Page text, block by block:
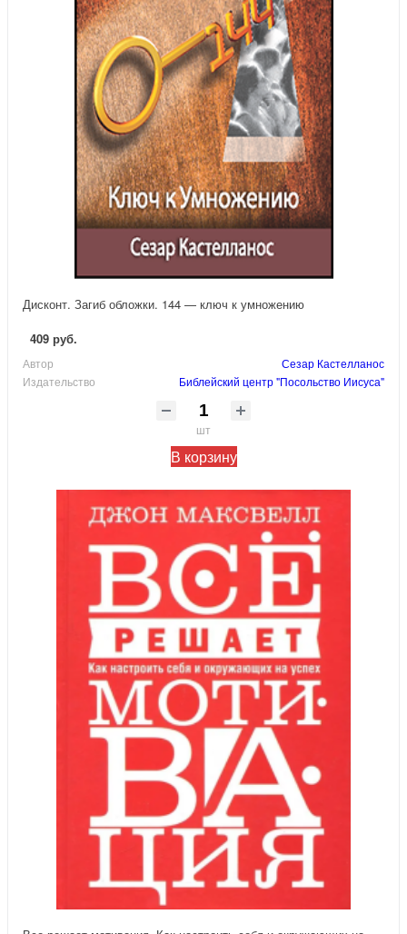
Дисконт. Загиб обложки. 144 — ключ к умножению
409 руб.
Автор
Сезар Кастелланос
Издательство
Библейский центр "Посольство Иисуса"
шт
В корзину